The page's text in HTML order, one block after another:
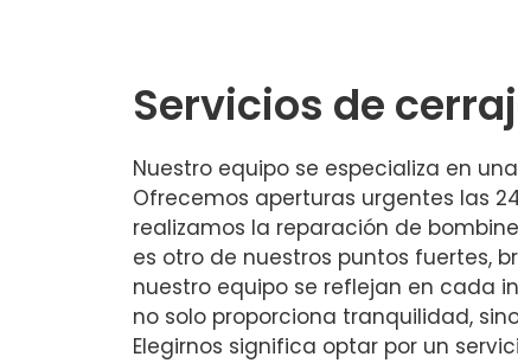
Servicios de
Nuestro equipo se especializa en
Ofrecemos aperturas urgentes las
realizamos la reparación de
es otro de nuestros puntos fuertes,
nuestro equipo se reflejan en cada
no solo proporciona tranquilidad,
Elegirnos significa optar por un